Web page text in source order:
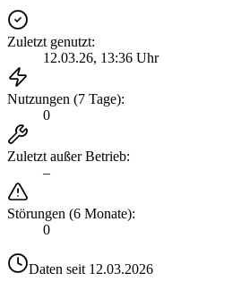
Zuletzt genutzt:
12.03.26, 13:36 Uhr
Nutzungen (7 Tage):
0
Zuletzt außer Betrieb:
–
Störungen (6 Monate):
0
Daten seit 12.03.2026